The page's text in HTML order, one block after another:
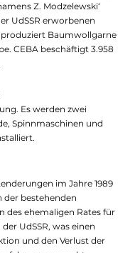
Z. Modzelewski‘
UdSSR erworbenen
produziert Baumwollgarne
CEBA beschäftigt 3.958
Es werden zwei
Spinnmaschinen und
im Jahre 1989
bestehenden
des ehemaligen Rates für
UdSSR, was einen
und den Verlust der